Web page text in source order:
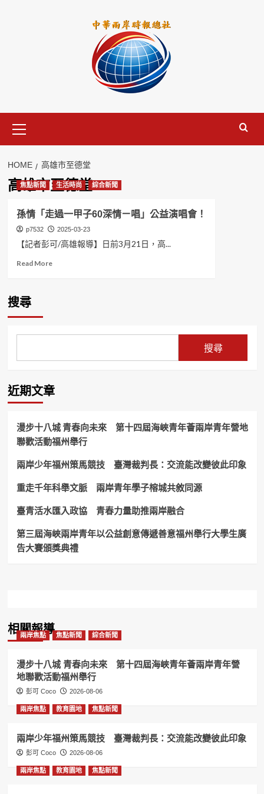
Menu
HOME 高雄市至德堂
高雄市至德堂
焦點新聞 生活時尚 綜合新聞
孫情「走過一甲子60深情ㄧ唱」公益演唱會！
p7532 2025-03-23
【記者彭可/高雄報導】日前3月21日，高...
Read MoreRead
子
深
情
公
益
唱
搜尋
搜尋
近期文章
漫步十八城 青春向未來 第十四屆海峽青年薈兩岸青年營地
聯歡活動福州舉行
兩岸少年福州策馬競技 臺灣裁判長：交流能改變彼此印象
重走千年科舉文脈 兩岸青年學子榕城共敘同源
臺青活水匯入政協 青春力量助推兩岸融合
第三屆海峽兩岸青年以公益創意傳遞善意福州舉行大學生廣
告大賽頒獎典禮
相關報導
兩岸焦點 焦點新聞 綜合新聞
漫步十八城 青春向未來 第十四屆海峽青年薈兩岸青年營
地聯歡活動福州舉行
彭可 Coco 2026-08-06
兩岸焦點 教育園地 焦點新聞
兩岸少年福州策馬競技 臺灣裁判長：交流能改變彼此印象
彭可 Coco 2026-08-06
兩岸焦點 教育園地 焦點新聞